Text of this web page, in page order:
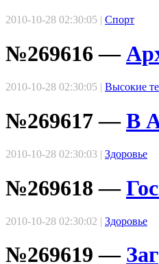
2010-10-28 02:30:05 | Спорт
№269616 —
2010-10-28 02:30:05 | Высокие
№269617 —В
2010-10-28 02:30:03 | Здоровье
№269618 —
2010-10-28 02:30:02 | Здоровье
№269619 —